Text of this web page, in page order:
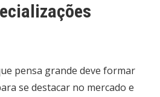
pensa grande deve formar
se destacar no mercado e